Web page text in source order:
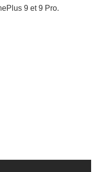
9 et 9 Pro.